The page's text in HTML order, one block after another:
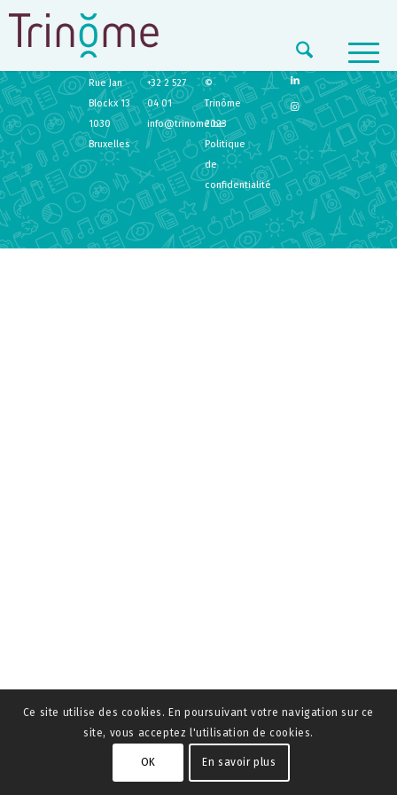
TRINÔME
Rue Jan
Blockx 13
1030
Bruxelles
+32 2 527
04 01
info@trinome.be
©
Trinôme
2023
Politique
de
confidentialité
Ce site utilise des cookies. En poursuivant votre navigation sur ce
site, vous acceptez l'utilisation de cookies.
OK En savoir plus